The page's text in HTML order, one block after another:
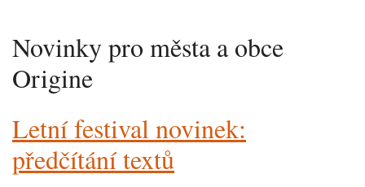
Novinky pro města a obce
Origine
Letní festival novinek:
předčítání textů